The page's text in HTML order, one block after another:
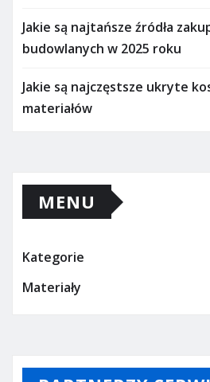
Jakie są najtańsze źródła
budowlanych w 2025 roku
Jakie są najczęstsze ukryte
materiałów
MENU
Kategorie
Materiały